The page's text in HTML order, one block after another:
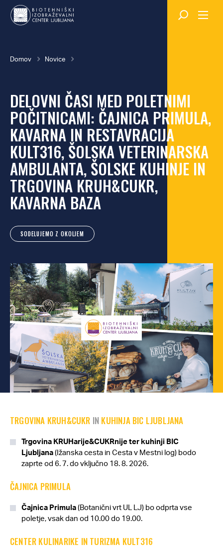
Skok
na
Breadcrumb
Domov Novice
DELOVNI ČASI MED POLETNIMI
POČITNICAMI: ČAJNICA PRIMULA,
KAVARNA IN RESTAVRACIJA
KULT316, ŠOLSKA VETERINARSKA
AMBULANTA, ŠOLSKE KUHINJE IN
TRGOVINA KRUH&CUKR,
KAVARNA BAZA
SODELUJEMO Z OKOLJEM
TRGOVINA KRUH&CUKR IN KUHINJA BIC LJUBLJANA
Trgovina KRUHarije&CUKRnije ter kuhinji BIC
Ljubljana(Ižanska cesta in Cesta v Mestni log) bodo
zaprte od 6. 7. do vključno 18. 8. 2026.
ČAJNICA PRIMULA
Čajnica Primula(Botanični vrt UL LJ) bo odprta vse
poletje, vsak dan od 10.00 do 19.00.
CENTER KULINARIKE IN TURIZMA KULT316